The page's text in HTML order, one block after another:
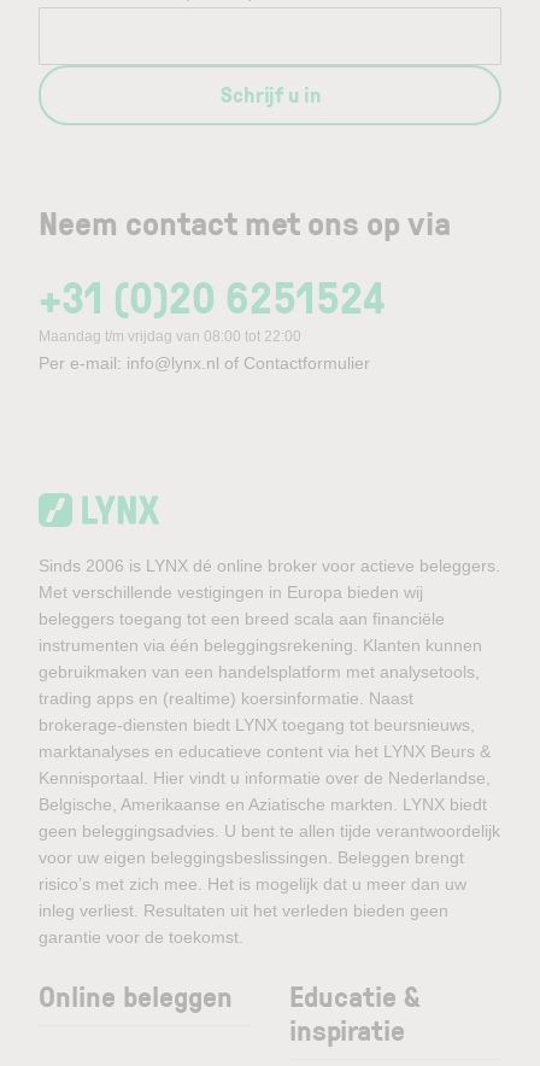
Neem contact met ons op via
+31 (0)20 6251524
Maandag t/m vrijdag van 08:00 tot 22:00
Per e-mail: info@lynx.nl of Contactformulier
Schrijf u in
Sinds 2006 is LYNX dé online broker voor actieve beleggers.
Met verschillende vestigingen in Europa bieden wij
beleggers toegang tot een breed scala aan financiële
instrumenten via één beleggingsrekening. Klanten kunnen
gebruikmaken van een handelsplatform met analysetools,
trading apps en (realtime) koersinformatie. Naast
brokerage-diensten biedt LYNX toegang tot beursnieuws,
marktanalyses en educatieve content via het LYNX Beurs &
Kennisportaal. Hier vindt u informatie over de Nederlandse,
Belgische, Amerikaanse en Aziatische markten. LYNX biedt
geen beleggingsadvies. U bent te allen tijde verantwoordelijk
voor uw eigen beleggingsbeslissingen. Beleggen brengt
risico’s met zich mee. Het is mogelijk dat u meer dan uw
inleg verliest. Resultaten uit het verleden bieden geen
garantie voor de toekomst.
Online beleggen
Educatie &
inspiratie